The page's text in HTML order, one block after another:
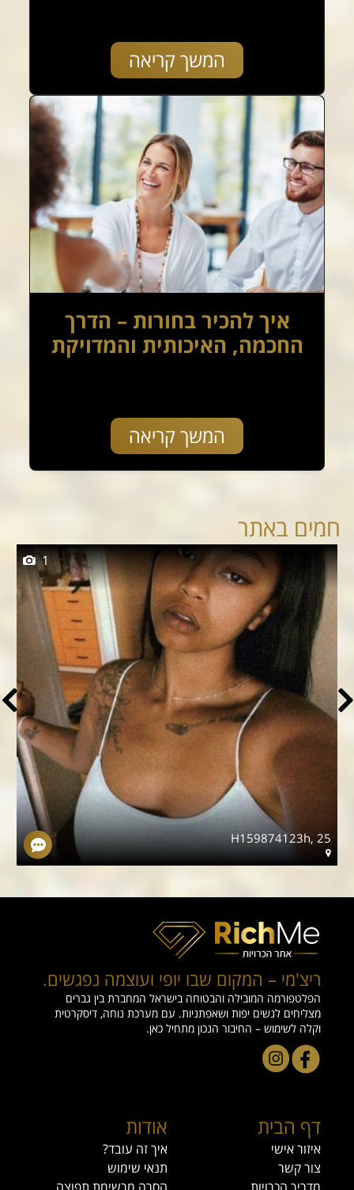
המשך קריאה
איך להכיר בחורות – הדרך
החכמה, האיכותית והמדויקת
המשך קריאה
חמים באתר
1
H159874123h, 25
דף הבית
איזור אישי
צור קשר
מדריך הכרויות
אודות
איך זה עובד?
תנאי שימוש
הסרה מרשימת תפוצה
ריצ'מי – המקום שבו יופי ועוצמה נפגשים.
הפלטפורמה המובילה והבטוחה בישראל המחברת בין גברים
מצליחים לנשים יפות ושאפתניות. עם מערכת נוחה, דיסקרטית
וקלה לשימוש – החיבור הנכון מתחיל כאן.